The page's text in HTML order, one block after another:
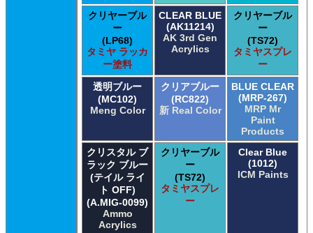
クリヤーブル
ー
(LP68)
タミヤ ラッカ
ー塗料
CLEAR BLUE
(AK11214)
AK 3rd Gen
Acrylics
クリヤーブル
ー
(TS72)
タミヤスプレ
ー
透明ブルー
(MC102)
Meng Color
クリアブルー
(RC822)
新 Real Color
BLUE CLEAR
(MRP-267)
MRP Mr
Paint
Products
クリスタル ブ
ラック ブルー
(テイル ライ
ト OFF)
(A.MIG-0099)
Ammo
Acrylics
クリヤーブル
ー
(TS72)
タミヤスプレ
ー
Clear Blue
(1012)
ICM Paints